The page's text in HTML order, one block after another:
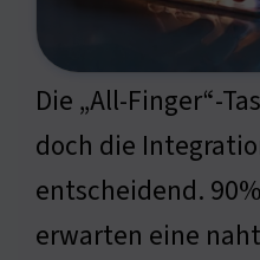
Die „All-Finger“-
doch die
entscheidend.
erwarten eine